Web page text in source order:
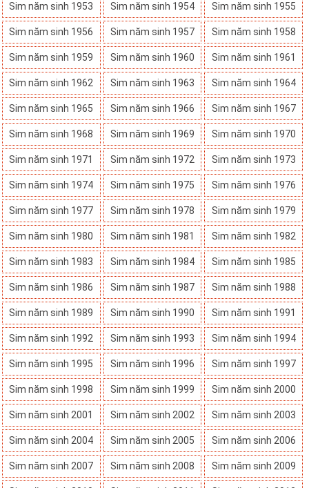
Sim năm sinh 1953 Sim năm sinh 1954 Sim năm sinh 1955
Sim năm sinh 1956 Sim năm sinh 1957 Sim năm sinh 1958
Sim năm sinh 1959 Sim năm sinh 1960 Sim năm sinh 1961
Sim năm sinh 1962 Sim năm sinh 1963 Sim năm sinh 1964
Sim năm sinh 1965 Sim năm sinh 1966 Sim năm sinh 1967
Sim năm sinh 1968 Sim năm sinh 1969 Sim năm sinh 1970
Sim năm sinh 1971 Sim năm sinh 1972 Sim năm sinh 1973
Sim năm sinh 1974 Sim năm sinh 1975 Sim năm sinh 1976
Sim năm sinh 1977 Sim năm sinh 1978 Sim năm sinh 1979
Sim năm sinh 1980 Sim năm sinh 1981 Sim năm sinh 1982
Sim năm sinh 1983 Sim năm sinh 1984 Sim năm sinh 1985
Sim năm sinh 1986 Sim năm sinh 1987 Sim năm sinh 1988
Sim năm sinh 1989 Sim năm sinh 1990 Sim năm sinh 1991
Sim năm sinh 1992 Sim năm sinh 1993 Sim năm sinh 1994
Sim năm sinh 1995 Sim năm sinh 1996 Sim năm sinh 1997
Sim năm sinh 1998 Sim năm sinh 1999 Sim năm sinh 2000
Sim năm sinh 2001 Sim năm sinh 2002 Sim năm sinh 2003
Sim năm sinh 2004 Sim năm sinh 2005 Sim năm sinh 2006
Sim năm sinh 2007 Sim năm sinh 2008 Sim năm sinh 2009